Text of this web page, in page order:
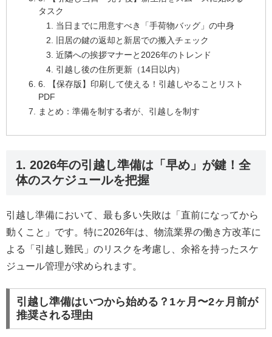
タスク
当日までに用意すべき「手荷物バッグ」の中身
旧居の鍵の返却と新居での搬入チェック
近隣への挨拶マナーと2026年のトレンド
引越し後の住所更新（14日以内）
6. 【保存版】印刷して使える！引越しやることリスト
PDF
まとめ：準備を制する者が、引越しを制す
1. 2026年の引越し準備は「早め」が鍵！全
体のスケジュールを把握
引越し準備において、最も多い失敗は「直前になってから
動くこと」です。特に2026年は、物流業界の働き方改革に
よる「引越し難民」のリスクを考慮し、余裕を持ったスケ
ジュール管理が求められます。
引越し準備はいつから始める？1ヶ月〜2ヶ月前が
推奨される理由